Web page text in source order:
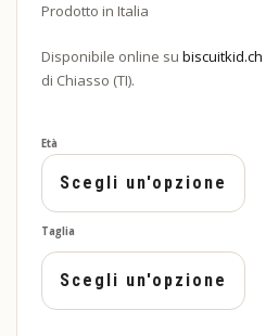
Prodotto in Italia
Disponibile online su biscuitkid.ch
di Chiasso (TI).
Età
Taglia